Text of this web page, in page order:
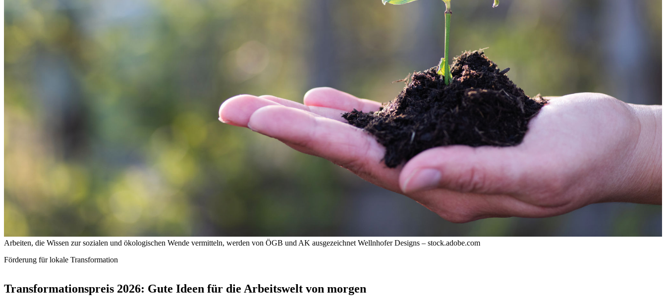
Arbeiten, die Wissen zur sozialen und ökologischen Wende vermitteln, werden von ÖGB und AK ausgezeichnet Wellnhofer Designs – stock.adobe.com
Förderung für lokale Transformation
Transformationspreis 2026: Gute Ideen für die Arbeitswelt von morgen